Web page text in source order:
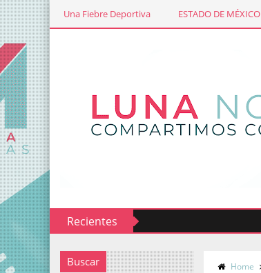
Una Fiebre Deportiva ESTADO DE MÉXICO
Recientes
Buscar Home